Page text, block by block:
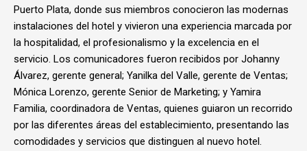
Puerto Plata, donde sus miembros conocieron las modernas
instalaciones del hotel y vivieron una experiencia marcada por
la hospitalidad, el profesionalismo y la excelencia en el
servicio. Los comunicadores fueron recibidos por Johanny
Álvarez, gerente general; Yanilka del Valle, gerente de Ventas;
Mónica Lorenzo, gerente Senior de Marketing; y Yamira
Familia, coordinadora de Ventas, quienes guiaron un recorrido
por las diferentes áreas del establecimiento, presentando las
comodidades y servicios que distinguen al nuevo hotel.